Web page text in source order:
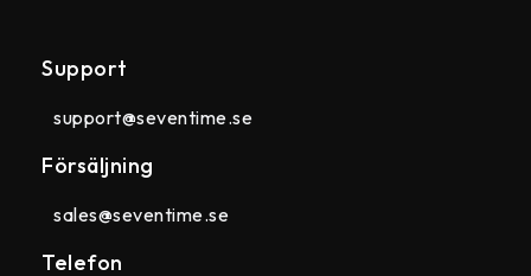
Support
support@seventime.se
Försäljning
sales@seventime.se
Telefon